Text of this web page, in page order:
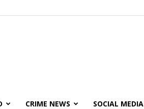
CRIME NEWS SOCIAL MEDIA